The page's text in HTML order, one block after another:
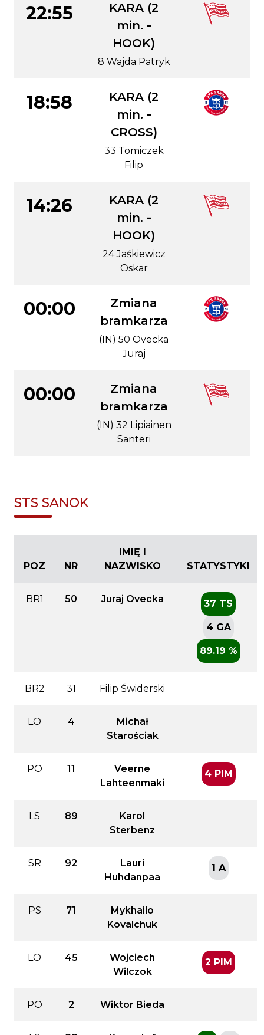
22:55
KARA (2
min. -
HOOK)
8 Wajda Patryk
18:58
KARA (2
min. -
CROSS)
33 Tomiczek
Filip
14:26
KARA (2
min. -
HOOK)
24 Jaśkiewicz
Oskar
00:00
Zmiana
bramkarza
(IN) 50 Ovecka
Juraj
00:00
Zmiana
bramkarza
(IN) 32 Lipiainen
Santeri
STS SANOK
POZ NR
IMIĘ I
NAZWISKO
STATYSTYKI
BR1 50 Juraj Ovecka 37 TS
4 GA
89.19 %
BR2 31 Filip Świderski
LO 4
Michał
Starościak
PO 11
Veerne
Lahteenmaki
4 PIM
LS 89
Karol
Sterbenz
SR 92
Lauri
Huhdanpaa
1 A
PS 71
Mykhailo
Kovalchuk
LO 45
Wojciech
Wilczok
2 PIM
PO 2 Wiktor Bieda